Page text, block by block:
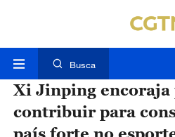
Busca
Xi Jinping encoraja
contribuir para